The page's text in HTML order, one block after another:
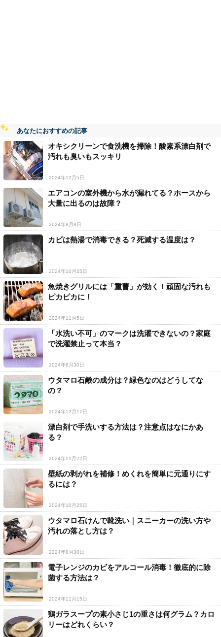
あなたにおすすめの記事
オキシクリーンで食洗機を掃除！酸素系漂白剤で
汚れも臭いもスッキリ
2024年12月5日
エアコンの室外機から水が漏れてる？ホースから
大量に出るのは故障？
2024年8月8日
カビは熱湯で消毒できる？死滅する温度は？
2024年10月25日
魚焼きグリルには「重曹」が効く！頑固な汚れも
ピカピカに！
2024年11月5日
「水洗い不可」のマークは洗濯できないの？家庭
で洗濯禁止って本当？
2024年8月30日
ウタマロ石鹸の成分は？緑色なのはどうしてな
の？
2024年12月17日
漂白剤で手洗いする方法は？注意点はなにかあ
る？
2024年11月22日
壁紙の剥がれを補修！めくれを簡単に元通りにす
るには？
2024年10月25日
ウタマロ石けんで靴洗い｜スニーカーの洗い方や
汚れの落とし方は？
2024年8月30日
電子レンジのカビをアルコール消毒！徹底的に除
菌する方法は？
2024年11月15日
鶏ガラスープの素小さじ1の重さは何グラム？カロ
リーはどれくらい？